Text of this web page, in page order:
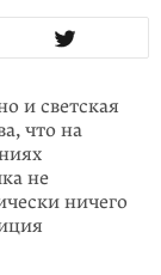
и светская
что на
не
ничего